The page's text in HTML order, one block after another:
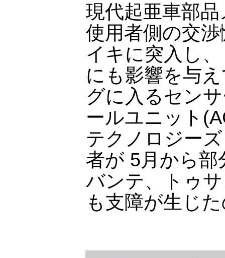
現代起亜車部
使用者側の交
イキに突入し
にも影響を与
グに入るセン
ールユニット
テクノロジー
者が 5月から
バンテ、トゥ
も支障が生じ